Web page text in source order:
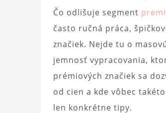
Čo odlišuje segment
často ručná práca,
značiek. Nejde tu o
jemnosť vypracovania,
prémiových značiek sa
od cien a kde vôbec
len konkrétne tipy.